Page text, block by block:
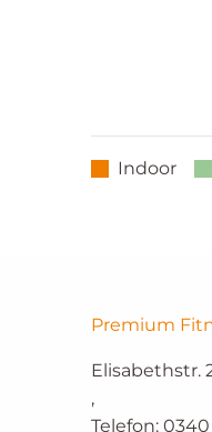
Indoor
Premium
Elisabethstr.
,
Telefon: 0340